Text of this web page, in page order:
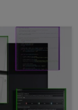
可靠的机器人模拟